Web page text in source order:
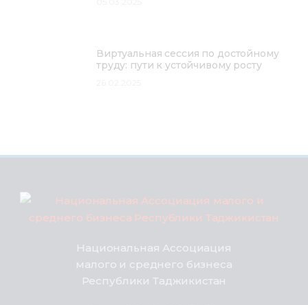
Виртуальная сессия по достойному
труду: пути к устойчивому росту
Национальная Ассоциация
малого и среднего бизнеса
Республики Таджикистан